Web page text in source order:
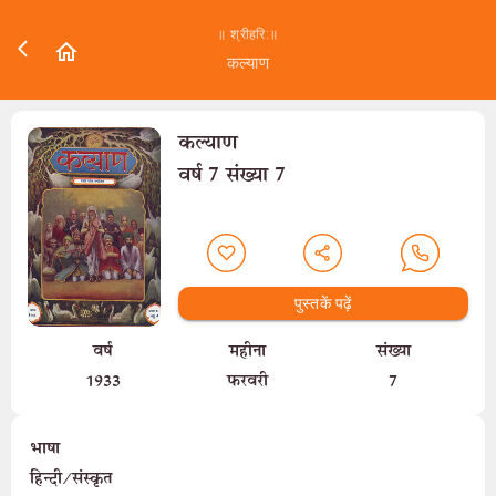
॥ श्रीहरि:॥
कल्याण
कल्याण
वर्ष 7 संख्या 7
पुस्तकें पढ़ें
वर्ष
1933
महीना
फरवरी
संख्या
7
भाषा
हिन्दी/संस्कृत